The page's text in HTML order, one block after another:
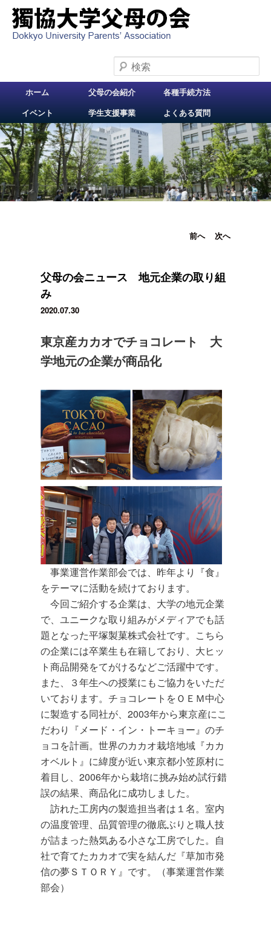
検索
メインメニュー
メインコンテンツへ
移動
ホーム 父母の会紹介
各種手続方法
イベント
学生支援事業 よくある質問
投稿ナビ
前へ 次へ
父母の会ニュース 地元企業の取り組
み
2020.07.30
東京産カカオでチョコレート 大
学地元の企業が商品化
事業運営作業部会では、昨年より『食』
をテーマに活動を続けております。
今回ご紹介する企業は、大学の地元企業
で、ユニークな取り組みがメディアでも話
題となった平塚製菓株式会社です。こちら
の企業には卒業生も在籍しており、大ヒッ
ト商品開発をてがけるなどご活躍中です。
また、３年生への授業にもご協力をいただ
いております。チョコレートをＯＥＭ中心
に製造する同社が、2003年から東京産にこ
だわり『メード・イン・トーキョー』のチ
ョコを計画。世界のカカオ栽培地域『カカ
オベルト』に緯度が近い東京都小笠原村に
着目し、2006年から栽培に挑み始め試行錯
誤の結果、商品化に成功しました。
訪れた工房内の製造担当者は１名。室内
の温度管理、品質管理の徹底ぶりと職人技
が詰まった熱気ある小さな工房でした。自
社で育てたカカオで実を結んだ『草加市発
信の夢ＳＴＯＲＹ』です。（事業運営作業
部会）